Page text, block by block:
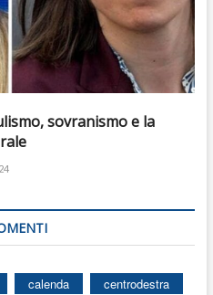
sovranismo e la
calenda
centrodestra